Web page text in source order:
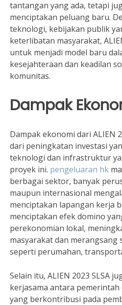
tantangan yang ada, tetapi
menciptakan peluang baru.
teknologi, kebijakan publik
keterlibatan masyarakat,
untuk menjadi model baru
kesejahteraan dan keadilan
komunitas.
Dampak
Dampak ekonomi dari ALIEN
dari peningkatan investasi
teknologi dan infrastruktur
proyek ini. pengeluaran hk
berbagai sektor, banyak
maupun internasional
menciptakan lapangan kerja
menciptakan efek domino
perekonomian lokal,
masyarakat dan
seperti perumahan,
Selain itu, ALIEN 2023 SLSA
kerjasama antara pemerintah
yang berkontribusi pada